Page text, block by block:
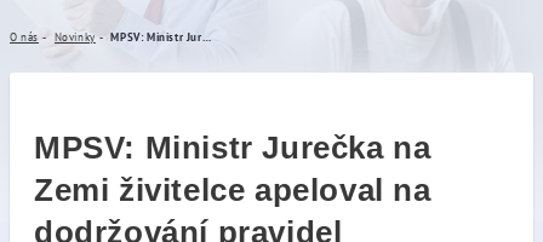
MPSV: Ministr Jurečka na
O nás Novinky
MPSV: Ministr Jurečka na
Zemi živitelce apeloval na
dodržování pravidel